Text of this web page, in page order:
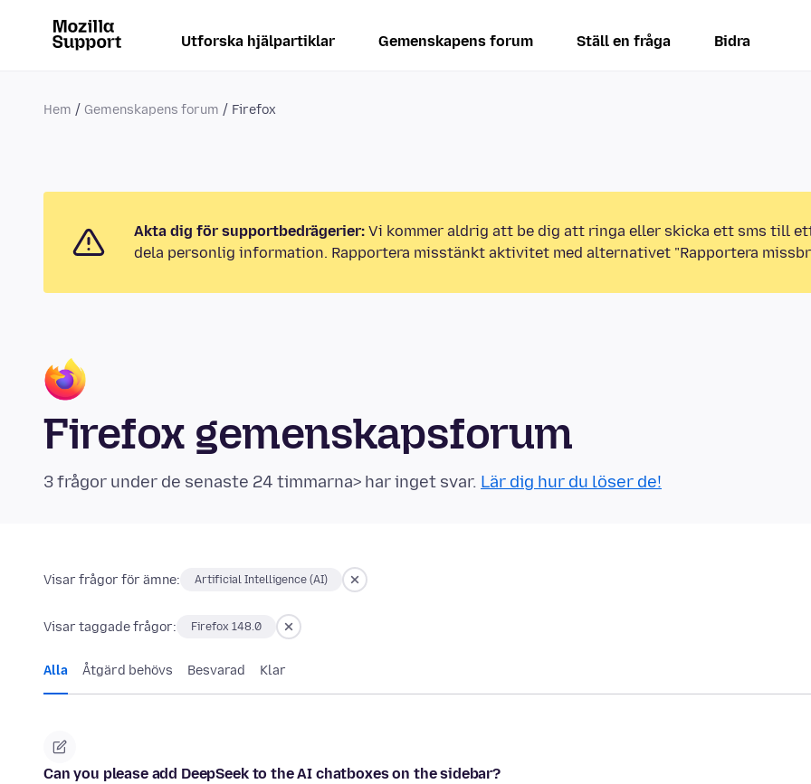
Utforska hjälpartiklar Gemenskapens forum Ställ en fråga Bidra
Hem Gemenskapens forum Firefox
Akta dig för supportbedrägerier: Vi kommer aldrig att be dig att ringa eller skicka ett sms till
dela personlig information. Rapportera misstänkt aktivitet med alternativet "Rapportera
Firefox gemenskapsforum
3 frågor under de senaste 24 timmarna> har inget svar. Lär dig hur du löser de!
Visar frågor för ämne: Artificial Intelligence (AI)
Visar taggade frågor: Firefox 148.0
Alla Åtgärd behövs Besvarad Klar
Can you please add DeepSeek to the AI chatboxes on the sidebar?